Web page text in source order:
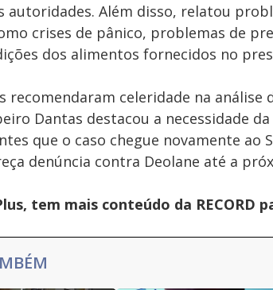
autoridades. Além disso, relatou
crises de pânico, problemas de
dos alimentos fornecidos no
recomendaram celeridade na análise
Dantas destacou a necessidade
que o caso chegue novamente ao
denúncia contra Deolane até a
tem mais conteúdo da RECORD